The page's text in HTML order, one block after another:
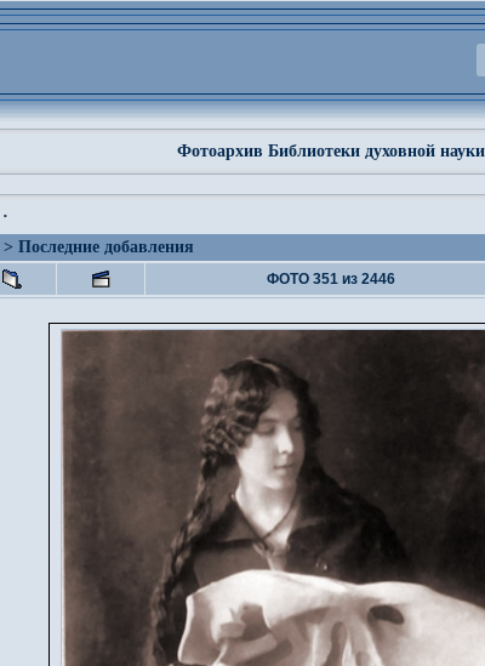
Фотоархив Библиотеки духовной науки
·
> Последние добавления
ФОТО 351 из 2446